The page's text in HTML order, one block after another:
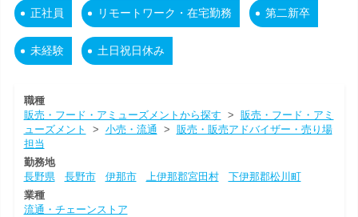
正社員 リモートワーク・在宅勤務 第二新卒
未経験 土日祝日休み
職種
販売・フード・アミューズメントから探す > 販売・フード・アミ
ューズメント
> 小売・流通 > 販売・販売アドバイザー・売り場
担当
勤務地
長野県
長野市 伊那市 上伊那郡宮田村
下伊那郡松川町
業種
流通・チェーンストア